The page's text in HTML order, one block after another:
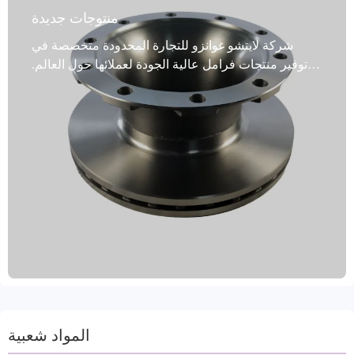
منتوجات جديدة
شركة لايتشو غوانزو للتجارة المحدودة متخصصة في
توفير منتجات فرامل عالية الجودة لعملائها حول العالم.
تُعد أقراص فرامل المركبات التجارية التي نقدمها خيارًا
مثاليًا. صُممت هذه الأقراص خصيصًا للمركبات التجارية،
وتخضع لاختبارات توازن ديناميكية صارمة، كما تضمن
ثقوب التثبيت الدقيقة تركيبًا مثاليًا. بفضل تقنية مقاومة
الصدأ المتقدمة، تتميز هذه الأقراص بالمتانة والقدرة على
طرازات المركبات، مما يُلبي طلب السوق العالمية. تُصنع
هذه الأقراص في مقاطعة شاندونغ الصينية، وتخضع
نهجنا الذي يركز على العملاء يقبل الطلبات التجريبية
ويقدم ضمانًا لمدة عامين وضمانًا لمسافة 60 ألف كيلومتر
المواد شعبية